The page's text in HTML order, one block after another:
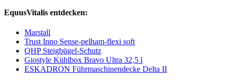
EquusVitalis entdecken:
Marstall
Trust Inno Sense-pelham-flexi soft
QHP Steigbügel-Schutz
Giostyle Kühlbox Bravo Ultra 32,5 l
ESKADRON Führmaschinendecke Delta II